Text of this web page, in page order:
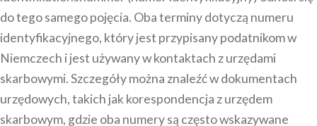
do tego samego pojęcia. Oba terminy dotyczą numeru
identyfikacyjnego, który jest przypisany podatnikom w
Niemczech i jest używany w kontaktach z urzędami
skarbowymi. Szczegóły można znaleźć w dokumentach
urzędowych, takich jak korespondencja z urzędem
skarbowym, gdzie oba numery są często wskazywane